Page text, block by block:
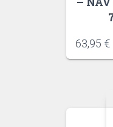
63,95 €